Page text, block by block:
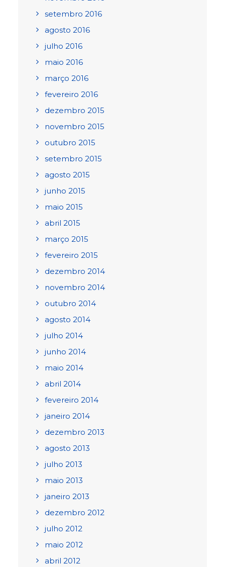
setembro 2016
agosto 2016
julho 2016
maio 2016
março 2016
fevereiro 2016
dezembro 2015
novembro 2015
outubro 2015
setembro 2015
agosto 2015
junho 2015
maio 2015
abril 2015
março 2015
fevereiro 2015
dezembro 2014
novembro 2014
outubro 2014
agosto 2014
julho 2014
junho 2014
maio 2014
abril 2014
fevereiro 2014
janeiro 2014
dezembro 2013
agosto 2013
julho 2013
maio 2013
janeiro 2013
dezembro 2012
julho 2012
maio 2012
abril 2012